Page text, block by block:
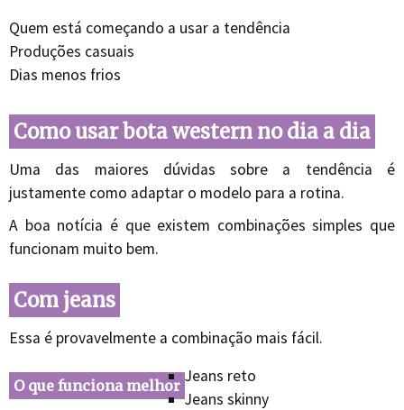
Quem está começando a usar a tendência
Produções casuais
Dias menos frios
Como usar bota western no dia a dia
Uma das maiores dúvidas sobre a tendência é
justamente como adaptar o modelo para a rotina.
A boa notícia é que existem combinações simples que
funcionam muito bem.
Com jeans
Essa é provavelmente a combinação mais fácil.
O que funciona melhor Jeans reto
Jeans skinny